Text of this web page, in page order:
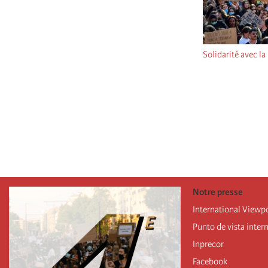
Solidarité avec
Notre presse
International
Punto de vista
Inprecor
Facebook